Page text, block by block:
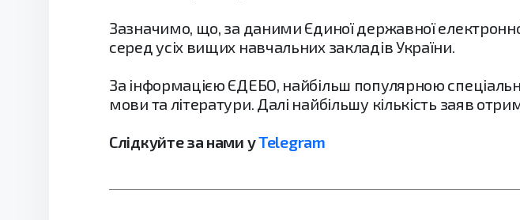
Зазначимо, що, за даними Єдиної державної
серед усіх вищих навчальних закладів України.
За інформацією ЄДЕБО, найбільш популярною
мови та літератури. Далі найбільшу кількість заяв
Слідкуйте за нами уTelegram